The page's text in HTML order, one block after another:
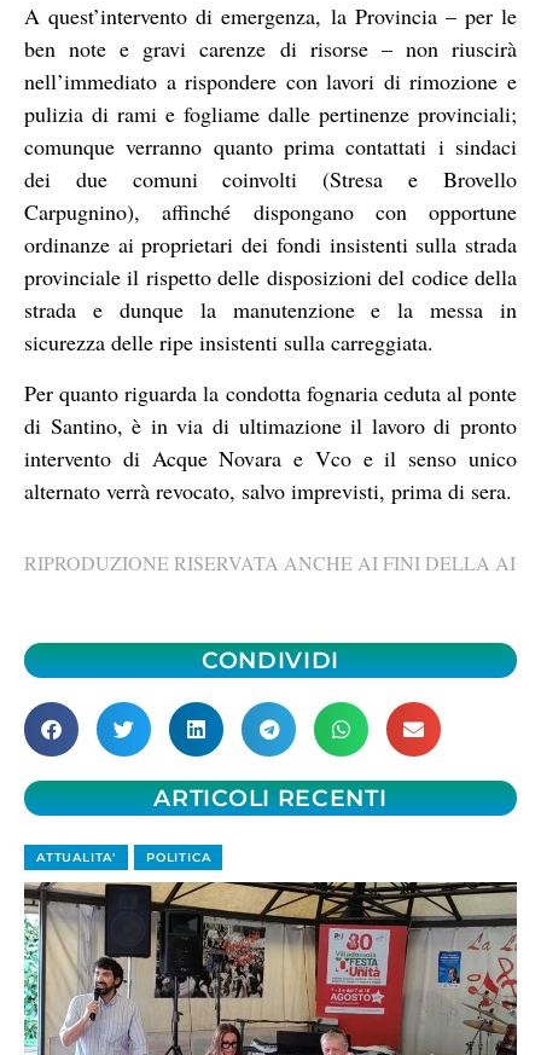
A quest’intervento di emergenza, la Provincia – per le
ben note e gravi carenze di risorse – non riuscirà
nell’immediato a rispondere con lavori di rimozione e
pulizia di rami e fogliame dalle pertinenze provinciali;
comunque verranno quanto prima contattati i sindaci
dei due comuni coinvolti (Stresa e Brovello
Carpugnino), affinché dispongano con opportune
ordinanze ai proprietari dei fondi insistenti sulla strada
provinciale il rispetto delle disposizioni del codice della
strada e dunque la manutenzione e la messa in
sicurezza delle ripe insistenti sulla carreggiata.
Per quanto riguarda la condotta fognaria ceduta al ponte
di Santino, è in via di ultimazione il lavoro di pronto
intervento di Acque Novara e Vco e il senso unico
alternato verrà revocato, salvo imprevisti, prima di sera.
RIPRODUZIONE RISERVATA ANCHE AI FINI DELLA AI
CONDIVIDI
ARTICOLI RECENTI
ATTUALITA' POLITICA